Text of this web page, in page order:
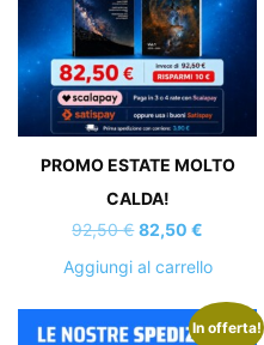
PROMO ESTATE MOLTO
CALDA!
92,50€ Il
prezzo
era:
82,50€
prezzo
è:
Aggiungi al carrello
In offerta!